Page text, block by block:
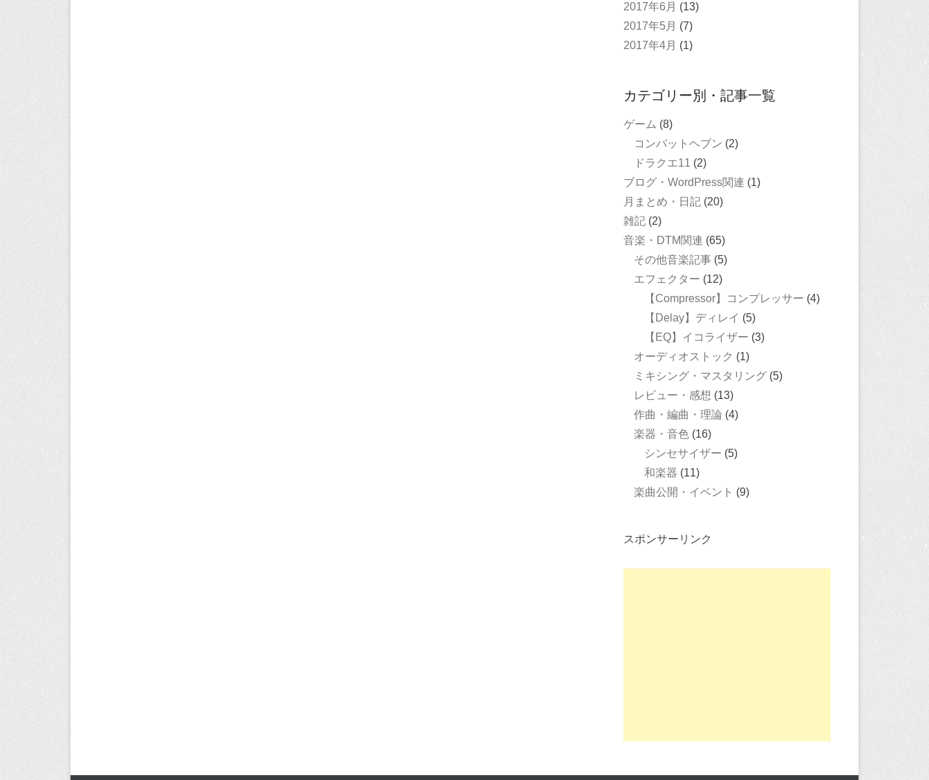
2017年6月 (13)
2017年5月 (7)
2017年4月 (1)
カテゴリー別・記事一覧
ゲーム (8)
コンバットヘブン (2)
ドラクエ11 (2)
ブログ・WordPress関連 (1)
月まとめ・日記 (20)
雑記 (2)
音楽・DTM関連 (65)
その他音楽記事 (5)
エフェクター (12)
【Compressor】コンプレッサー (4)
【Delay】ディレイ (5)
【EQ】イコライザー (3)
オーディオストック (1)
ミキシング・マスタリング (5)
レビュー・感想 (13)
作曲・編曲・理論 (4)
楽器・音色 (16)
シンセサイザー (5)
和楽器 (11)
楽曲公開・イベント (9)
スポンサーリンク